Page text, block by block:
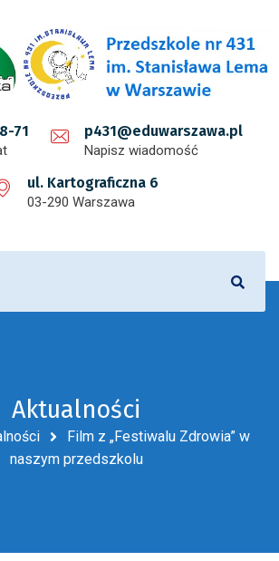
71 p431@eduwarszawa.pl
Napisz wiadomość
ul. Kartograficzna 6
03-290 Warszawa
Aktualności
Film z „Festiwalu Zdrowia” w
naszym przedszkolu